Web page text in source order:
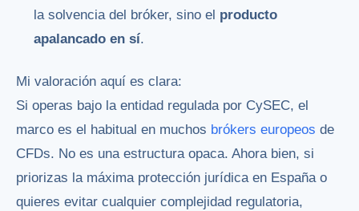
la solvencia del bróker, sino el producto
apalancado en sí.
Mi valoración aquí es clara:
Si operas bajo la entidad regulada por CySEC, el
marco es el habitual en muchos brókers europeos de
CFDs. No es una estructura opaca. Ahora bien, si
priorizas la máxima protección jurídica en España o
quieres evitar cualquier complejidad regulatoria,